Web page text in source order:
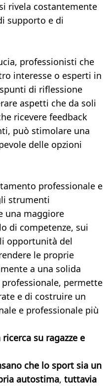
rivela costantemente
supporto e di
professionisti che
interesse o esperti in
di riflessione
aspetti che da soli
ricevere feedback
può stimolare una
delle opzioni
professionale e
strumenti
una maggiore
di competenze, sui
opportunità del
le proprie
a una solida
permette
e di costruire un
e professionale più
su ragazze e
che lo sport sia un
autostima, tuttavia